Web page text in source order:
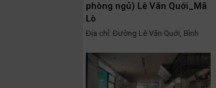
phòng ngủ) Lê Văn Quới_Mã
Lò
Địa chỉ: Đường Lê Văn Quới, Bình